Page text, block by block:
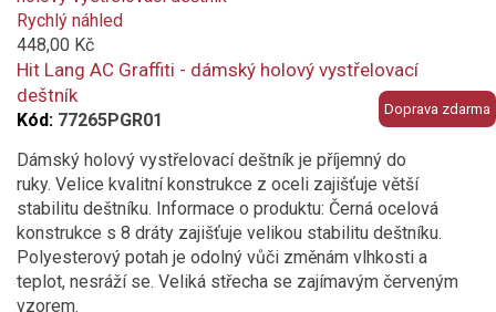
added
to
compare
Doprava zdarma
Rychlý náhled
448,00 Kč
Hit Lang AC Graffiti - dámský holový vystřelovací
deštník
Kód: 77265PGR01
Dámský holový vystřelovací deštník je příjemný do
ruky. Velice kvalitní konstrukce z oceli zajišťuje větší
stabilitu deštníku. Informace o produktu: Černá ocelová
konstrukce s 8 dráty zajišťuje velikou stabilitu deštníku.
Polyesterový potah je odolný vůči změnám vlhkosti a
teplot, nesráží se. Veliká střecha se zajímavým červeným
vzorem.